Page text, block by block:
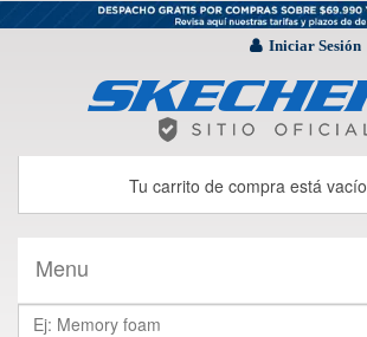
Iniciar Sesión
Tu carrito de compra está vacío
Menu